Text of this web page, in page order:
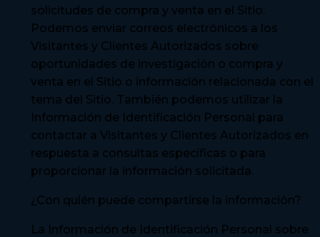
solicitudes de compra y venta en el Sitio.
Podemos enviar correos electrónicos a los
Visitantes y Clientes Autorizados sobre
oportunidades de investigación o compra y
venta en el Sitio o información relacionada con el
tema del Sitio. También podemos utilizar la
Información de Identificación Personal para
contactar a Visitantes y Clientes Autorizados en
respuesta a consultas específicas o para
proporcionar la información solicitada.
¿Con quién puede compartirse la información?
La Información de Identificación Personal sobre